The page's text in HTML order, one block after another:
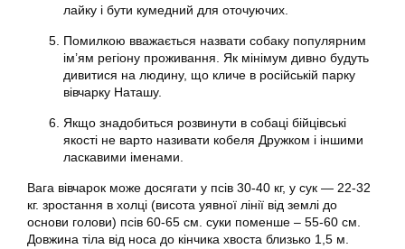
лайку і бути кумедний для оточуючих.
Помилкою вважається назвати собаку популярним
ім’ям регіону проживання. Як мінімум дивно будуть
дивитися на людину, що кличе в російській парку
вівчарку Наташу.
Якщо знадобиться розвинути в собаці бійцівські
якості не варто називати кобеля Дружком і іншими
ласкавими іменами.
Вага вівчарок може досягати у псів 30-40 кг, у сук — 22-32
кг. зростання в холці (висота уявної лінії від землі до
основи голови) псів 60-65 см. суки поменше – 55-60 см.
Довжина тіла від носа до кінчика хвоста близько 1,5 м.